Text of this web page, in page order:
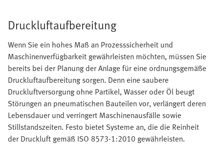
Druckluftaufbereitung
Wenn Sie ein hohes Maß an Prozesssicherheit und
Maschinenverfügbarkeit gewährleisten möchten, müssen Sie
bereits bei der Planung der Anlage für eine ordnungsgemäße
Druckluftaufbereitung sorgen. Denn eine saubere
Druckluftversorgung ohne Partikel, Wasser oder Öl beugt
Störungen an pneumatischen Bauteilen vor, verlängert deren
Lebensdauer und verringert Maschinenausfälle sowie
Stillstandszeiten. Festo bietet Systeme an, die die Reinheit
der Druckluft gemäß ISO 8573-1:2010 gewährleisten.